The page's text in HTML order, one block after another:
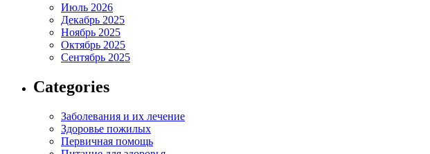
Июль 2026
Декабрь 2025
Ноябрь 2025
Октябрь 2025
Сентябрь 2025
Categories
Заболевания и их лечение
Здоровье пожилых
Первичная помощь